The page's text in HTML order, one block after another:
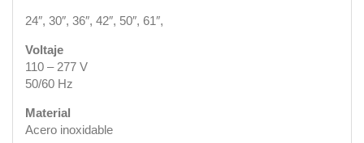
24″, 30″, 36″, 42″, 50″, 61″,
Voltaje
110 – 277 V
50/60 Hz
Material
Acero inoxidable